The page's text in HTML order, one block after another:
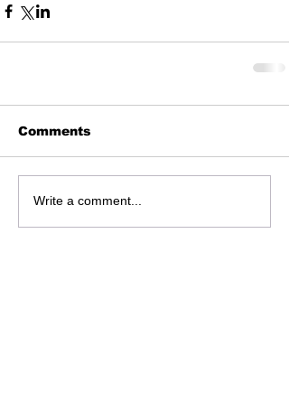
Comments
Write a comment...